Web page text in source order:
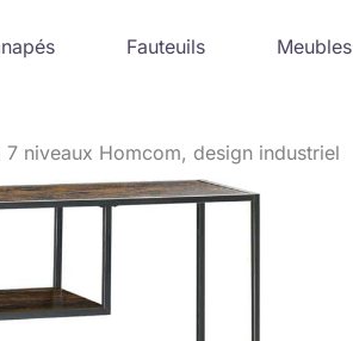
Fauteuils Meubles
7 niveaux Homcom, design industriel